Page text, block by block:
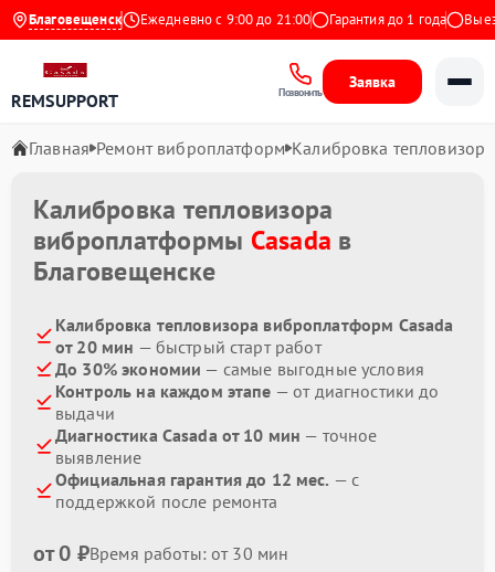
Благовещенск
4.9 на Яндекс Ежедневно с 9:00 до 21:00 Гарантия до 1 года Выезд
REMSUPPORT Позвонить
Заявка
Главная Ремонт виброплатформ Калибровка тепловизора
Калибровка тепловизора
виброплатформы Casada в
Благовещенске
Калибровка тепловизора виброплатформ Casada
от 20 мин — быстрый старт работ
До 30% экономии — самые выгодные условия
Контроль на каждом этапе — от диагностики до
выдачи
Диагностика Casada от 10 мин — точное
выявление
Официальная гарантия до 12 мес. — с
поддержкой после ремонта
от 0 ₽Время работы: от 30 мин